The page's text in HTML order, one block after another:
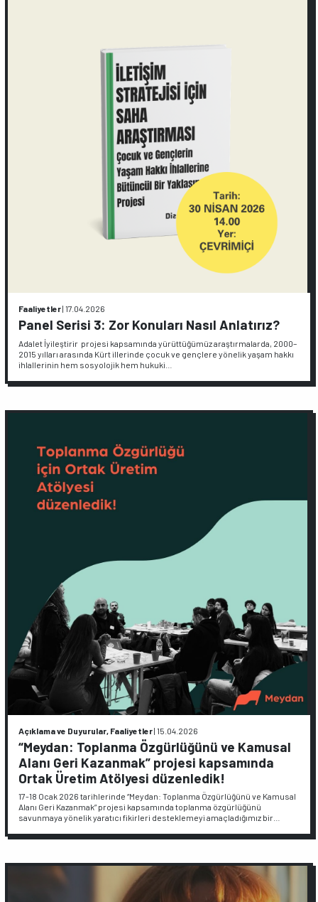
Faaliyetler|17.04.2026
Panel Serisi 3: Zor Konuları Nasıl Anlatırız?
Adalet İyileştirir projesi kapsamında yürüttüğümüz araştırmalarda, 2000–
2015 yılları arasında Kürt illerinde çocuk ve gençlere yönelik yaşam hakkı
ihlallerinin hem sosyolojik hem hukuki…
Açıklama ve Duyurular, Faaliyetler|15.04.2026
“Meydan: Toplanma Özgürlüğünü ve Kamusal
Alanı Geri Kazanmak” projesi kapsamında
Ortak Üretim Atölyesi düzenledik!
17-18 Ocak 2026 tarihlerinde “Meydan: Toplanma Özgürlüğünü ve Kamusal
Alanı Geri Kazanmak” projesi kapsamında toplanma özgürlüğünü
savunmaya yönelik yaratıcı fikirleri desteklemeyi amaçladığımız bir…